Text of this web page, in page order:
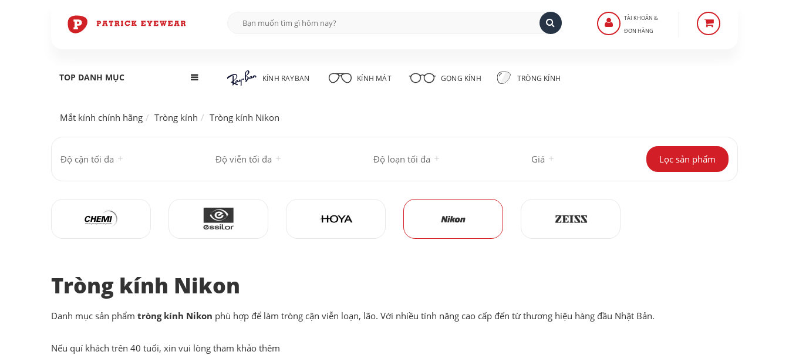
TÀI KHOẢN &
ĐƠN HÀNG
TOP DANH MỤC KÍNH RAYBAN KÍNH MÁT GỌNG KÍNH TRÒNG KÍNH
Mắt kính chính hãng Tròng kính Tròng kính Nikon
Độ cận tối đa Độ viễn tối đa Độ loạn tối đa Giá Lọc sản phẩm
Tròng kính Nikon
Danh mục sản phẩm tròng kính Nikon phù hợp để làm tròng cận viễn loạn, lão. Với nhiều tính năng cao cấp đến từ thương hiệu hàng đầu Nhật Bản.
Nếu quí khách trên 40 tuổi, xin vui lòng tham khảo thêm